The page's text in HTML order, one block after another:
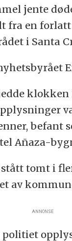
jente
fra en
i Santa
klokken
befant
Añaza-
tomt i
av
ANNONSE
politiet